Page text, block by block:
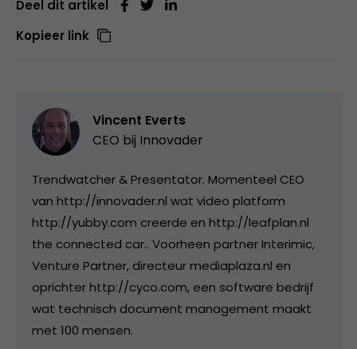
Deel dit artikel
Kopieer link
Vincent Everts
CEO bij Innovader
Trendwatcher & Presentator. Momenteel CEO
van http://innovader.nl wat video platform
http://yubby.com creerde en http://leafplan.nl
the connected car.. Voorheen partner Interimic,
Venture Partner, directeur mediaplaza.nl en
oprichter http://cyco.com, een software bedrijf
wat technisch document management maakt
met 100 mensen.